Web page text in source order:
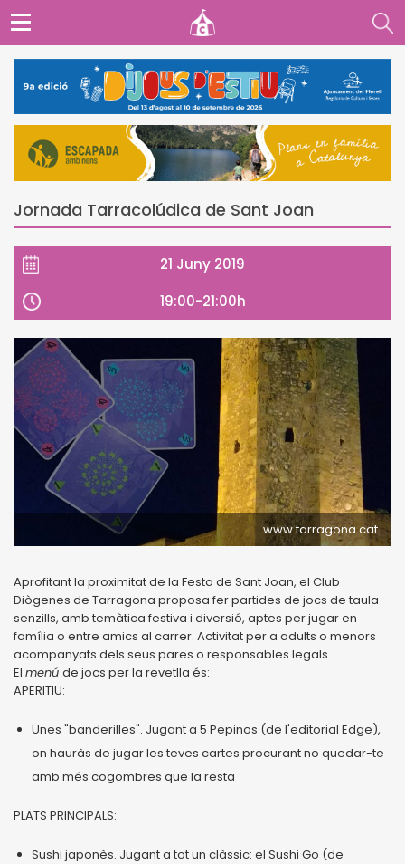
Jornada Tarracolúdica de Sant Joan
21 Juny 2019
19:00-21:00h
www.tarragona.cat
Aprofitant la proximitat de la Festa de Sant Joan, el Club
Diògenes de Tarragona proposa fer partides de jocs de taula
senzills, amb temàtica festiva i diversió, aptes per jugar en
família o entre amics al carrer. Activitat per a adults o menors
acompanyats dels seus pares o responsables legals.
El menú de jocs per la revetlla és:
APERITIU:
Unes "banderilles". Jugant a 5 Pepinos (de l'editorial Edge),
on hauràs de jugar les teves cartes procurant no quedar-te
amb més cogombres que la resta
PLATS PRINCIPALS:
Sushi japonès. Jugant a tot un clàssic: el Sushi Go (de